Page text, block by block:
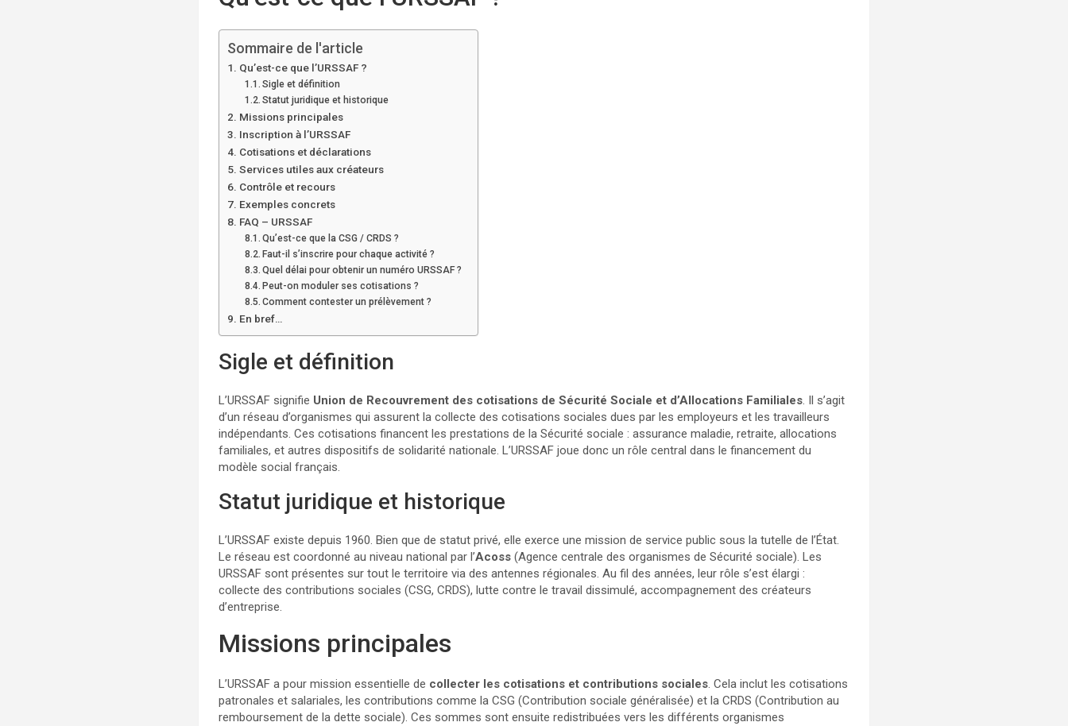
Sommaire de l'article
Qu’est-ce que l’URSSAF ?
Sigle et définition
Statut juridique et historique
Missions principales
Inscription à l’URSSAF
Cotisations et déclarations
Services utiles aux créateurs
Contrôle et recours
Exemples concrets
FAQ – URSSAF
Qu’est-ce que la CSG / CRDS ?
Faut-il s’inscrire pour chaque activité ?
Quel délai pour obtenir un numéro URSSAF ?
Peut-on moduler ses cotisations ?
Comment contester un prélèvement ?
En bref…
Sigle et définition
L’URSSAF signifie Union de Recouvrement des cotisations de Sécurité Sociale et d’Allocations Familiales. Il s’agit
d’un réseau d’organismes qui assurent la collecte des cotisations sociales dues par les employeurs et les travailleurs
indépendants. Ces cotisations financent les prestations de la Sécurité sociale : assurance maladie, retraite, allocations
familiales, et autres dispositifs de solidarité nationale. L’URSSAF joue donc un rôle central dans le financement du
modèle social français.
Statut juridique et historique
L’URSSAF existe depuis 1960. Bien que de statut privé, elle exerce une mission de service public sous la tutelle de l’État.
Le réseau est coordonné au niveau national par l’Acoss (Agence centrale des organismes de Sécurité sociale). Les
URSSAF sont présentes sur tout le territoire via des antennes régionales. Au fil des années, leur rôle s’est élargi :
collecte des contributions sociales (CSG, CRDS), lutte contre le travail dissimulé, accompagnement des créateurs
d’entreprise.
Missions principales
L’URSSAF a pour mission essentielle de collecter les cotisations et contributions sociales. Cela inclut les cotisations
patronales et salariales, les contributions comme la CSG (Contribution sociale généralisée) et la CRDS (Contribution au
remboursement de la dette sociale). Ces sommes sont ensuite redistribuées vers les différents organismes